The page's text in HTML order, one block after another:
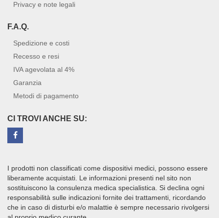
Privacy e note legali
F.A.Q.
Spedizione e costi
Recesso e resi
IVA agevolata al 4%
Garanzia
Metodi di pagamento
CI TROVI ANCHE SU:
I prodotti non classificati come dispositivi medici, possono essere
liberamente acquistati. Le informazioni presenti nel sito non
sostituiscono la consulenza medica specialistica. Si declina ogni
responsabilità sulle indicazioni fornite dei trattamenti, ricordando
che in caso di disturbi e/o malattie è sempre necessario rivolgersi